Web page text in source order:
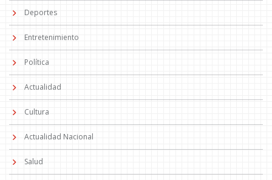
Deportes
Entretenimiento
Política
Actualidad
Cultura
Actualidad Nacional
Salud